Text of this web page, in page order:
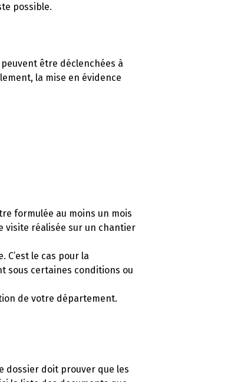
possible.
être déclenchées à
la mise en évidence
formulée au moins un mois
visite réalisée sur un chantier
le cas pour la
sous certaines conditions ou
de votre département.
dossier doit prouver que les